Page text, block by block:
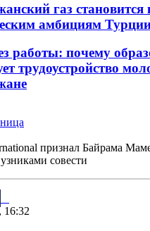
газ
амбициям
работы: почему
трудоустройство
признал Байрама
совести
16:32